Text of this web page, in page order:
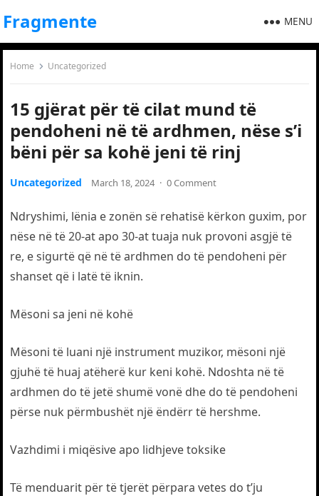
Fragmente MENU
Home Uncategorized
15 gjërat për të cilat mund të
pendoheni në të ardhmen, nëse s’i
bëni për sa kohë jeni të rinj
Uncategorized March 18, 2024 · 0 Comment
Ndryshimi, lënia e zonën së rehatisë kërkon guxim, por
nëse në të 20-at apo 30-at tuaja nuk provoni asgjë të
re, e sigurtë që në të ardhmen do të pendoheni për
shanset që i latë të iknin.
Mësoni sa jeni në kohë
Mësoni të luani një instrument muzikor, mësoni një
gjuhë të huaj atëherë kur keni kohë. Ndoshta në të
ardhmen do të jetë shumë vonë dhe do të pendoheni
përse nuk përmbushët një ëndërr të hershme.
Vazhdimi i miqësive apo lidhjeve toksike
Të menduarit për të tjerët përpara vetes do t’ju